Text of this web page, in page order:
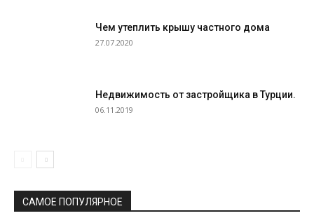
Чем утеплить крышу частного дома
27.07.2020
Недвижимость от застройщика в Турции.
06.11.2019
САМОЕ ПОПУЛЯРНОЕ